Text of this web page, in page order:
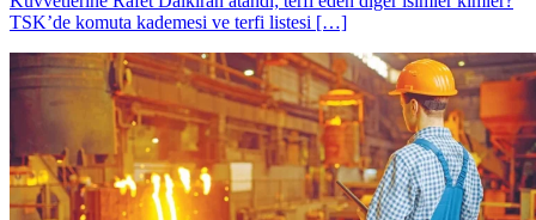
TSK’de komuta kademesi ve terfi listesi […]